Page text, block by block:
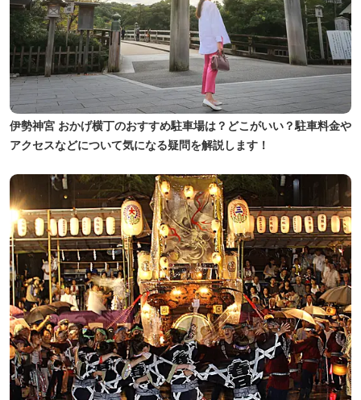
伊勢神宮 おかげ横丁のおすすめ駐車場は？どこがいい？駐車料金や
アクセスなどについて気になる疑問を解説します！